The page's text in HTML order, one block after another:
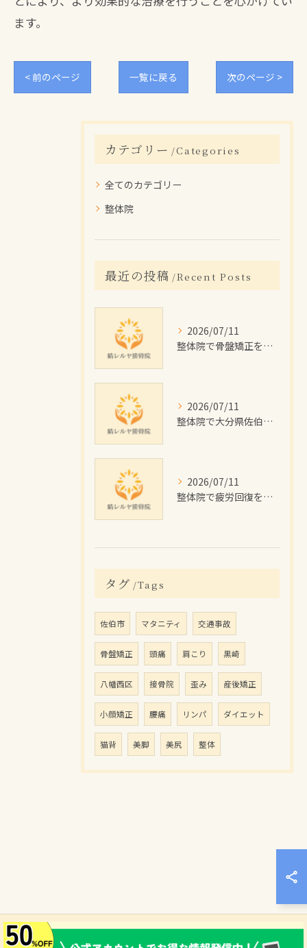
ます。
< 前のページ 一覧に戻る 次のページ >
カテゴリー Categories
全てのカテゴリー
整体院
最近の投稿 Recent Posts
2026/07/11
整体院で骨盤矯正を受けたい大分県佐伯市の女性に向けた施術回数や費用目安と通院計画ガイド
2026/07/11
整体院で大分県佐伯市のむくみを根本改善するためのセルフケアと施術のポイント解説
2026/07/11
整体院で疲労回復を目指す佐伯市の施術効果と費用・通院プラン徹底解説
タグ Tags
佐伯市 マタニティ 交通事故
骨盤矯正 頭痛 肩こり 黒崎
八幡西区 接骨院 歪み 産後矯正
小顔矯正 腰痛 リンパ ダイエット
猫背 美脚 美尻 整体